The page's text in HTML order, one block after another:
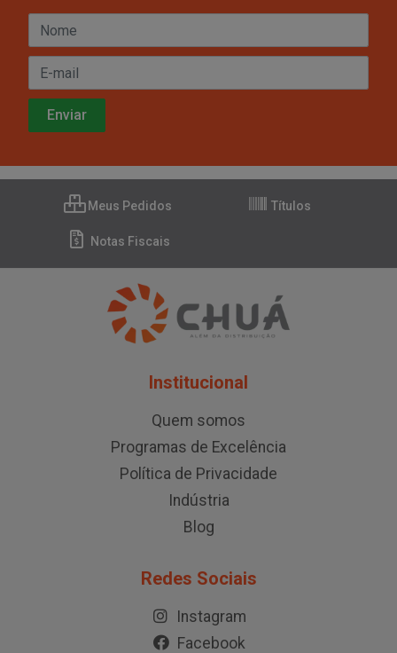
Meus Pedidos Títulos
Notas Fiscais
Institucional
Quem somos
Programas de Excelência
Política de Privacidade
Indústria
Blog
Redes Sociais
Instagram
Facebook